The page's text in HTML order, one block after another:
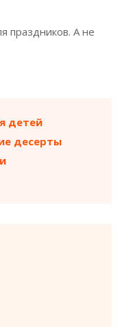
праздников. А не
детей
десерты